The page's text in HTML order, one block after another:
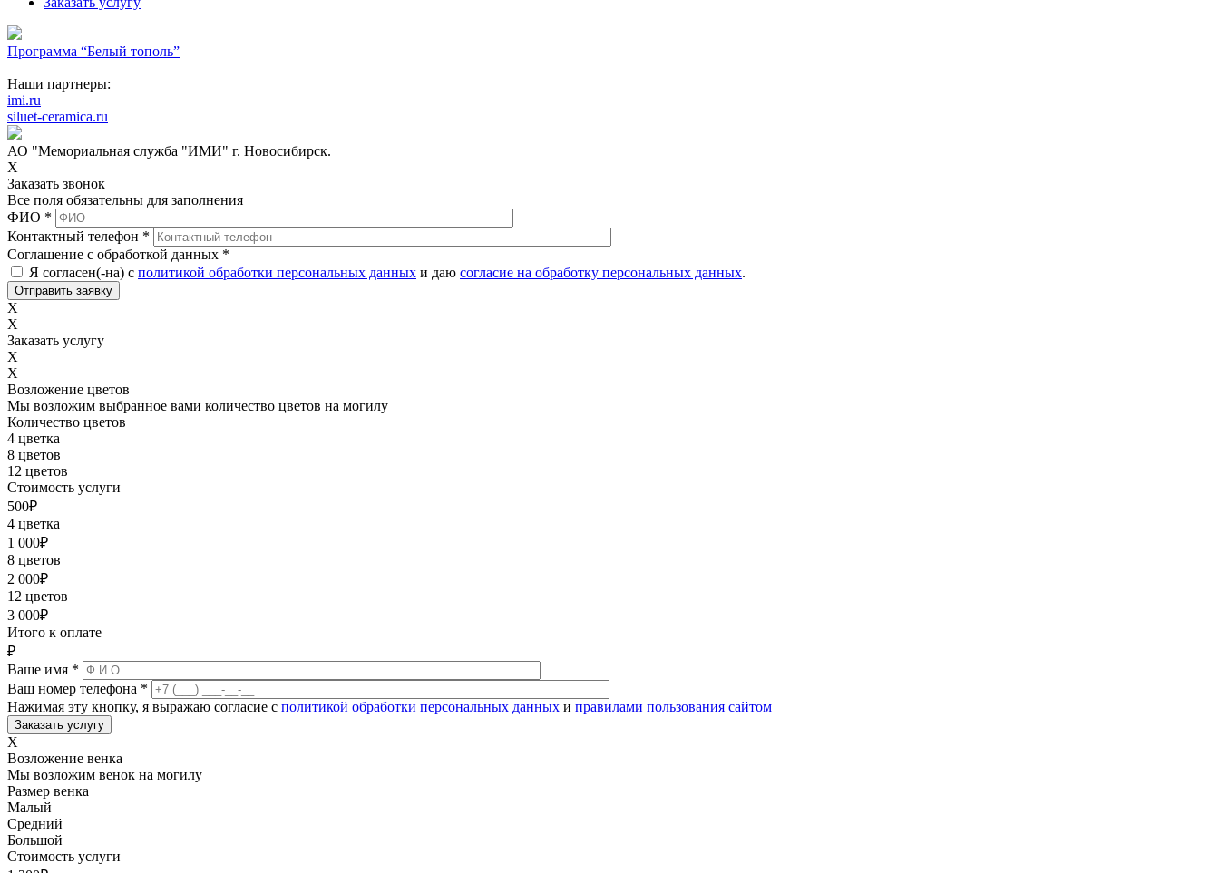
Программа “Белый тополь”
Наши партнеры:
imi.ru
siluet-ceramica.ru
АО "Мемориальная служба "ИМИ" г. Новосибирск.
X
Заказать звонок
Все поля обязательны для заполнения
ФИО *
Контактный телефон *
Соглашение с обработкой данных *
Я согласен(-на) с политикой обработки персональных данных и даю согласие на обработку персональных данных.
X
X
Заказать услугу
X
X
Возложение цветов
Мы возложим выбранное вами количество цветов на могилу
Количество цветов
4 цветка
8 цветов
12 цветов
Стоимость услуги
500₽
4 цветка
1 000₽
8 цветов
2 000₽
12 цветов
3 000₽
Итого к оплате
₽
Ваше имя *
Ваш номер телефона *
Нажимая эту кнопку, я выражаю согласие с политикой обработки персональных данных и правилами пользования сайтом
X
Возложение венка
Мы возложим венок на могилу
Размер венка
Малый
Средний
Большой
Стоимость услуги